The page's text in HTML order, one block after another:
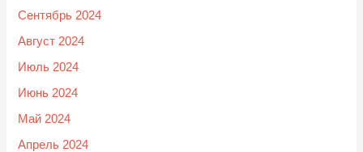
Сентябрь 2024
Август 2024
Июль 2024
Июнь 2024
Май 2024
Апрель 2024